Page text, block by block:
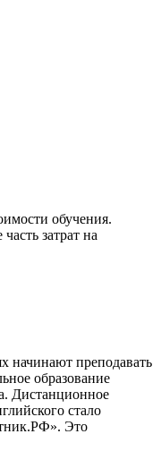
обучения.
затрат на
начинают преподавать
образование
Дистанционное
стало
Это